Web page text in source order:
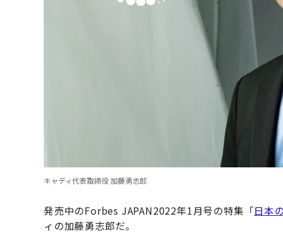
キャディ代表取締役 加藤勇志郎
発売中のForbes JAPAN2022年1月号の特集「日本
ィの加藤勇志郎だ。